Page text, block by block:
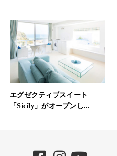
エグゼクティブスイート
「Sicily」がオープンし...